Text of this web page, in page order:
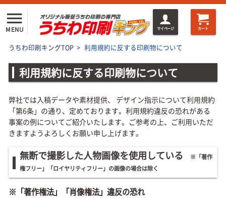
menu
MENU マイページ カート
うちわ印刷キングTOP > 利用規約に反する印刷物について
利用規約に反する印刷物について
弊社では入稿データや素材提供、 デザイン指示について利用規約
「第6条」の通り、定めております。利用規約違反の恐れがある
事案の例についてご紹介いたします。ご参考の上、ご利用いただ
きますようよろしくお願い申し上げます。
無断で撮影した人物画像を使用している
※「著作
権フリー」「ロイヤリティフリー」の画像の場合は除く
※「著作権法」「肖像権法」違反の恐れ